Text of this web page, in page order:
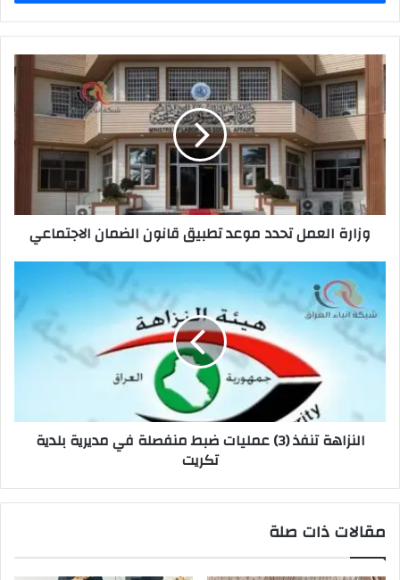
وزارة
العمل
تحدد
موعد
تطبيق
قانون
الضمان
الاجتماعي
وزارة العمل تحدد موعد تطبيق قانون الضمان الاجتماعي
النزاهة
(3)
ضبط
منفصلة
بلدية
تكريت
النزاهة تنفذ (3) عمليات ضبط منفصلة في مديرية بلدية
تكريت
مقالات ذات صلة